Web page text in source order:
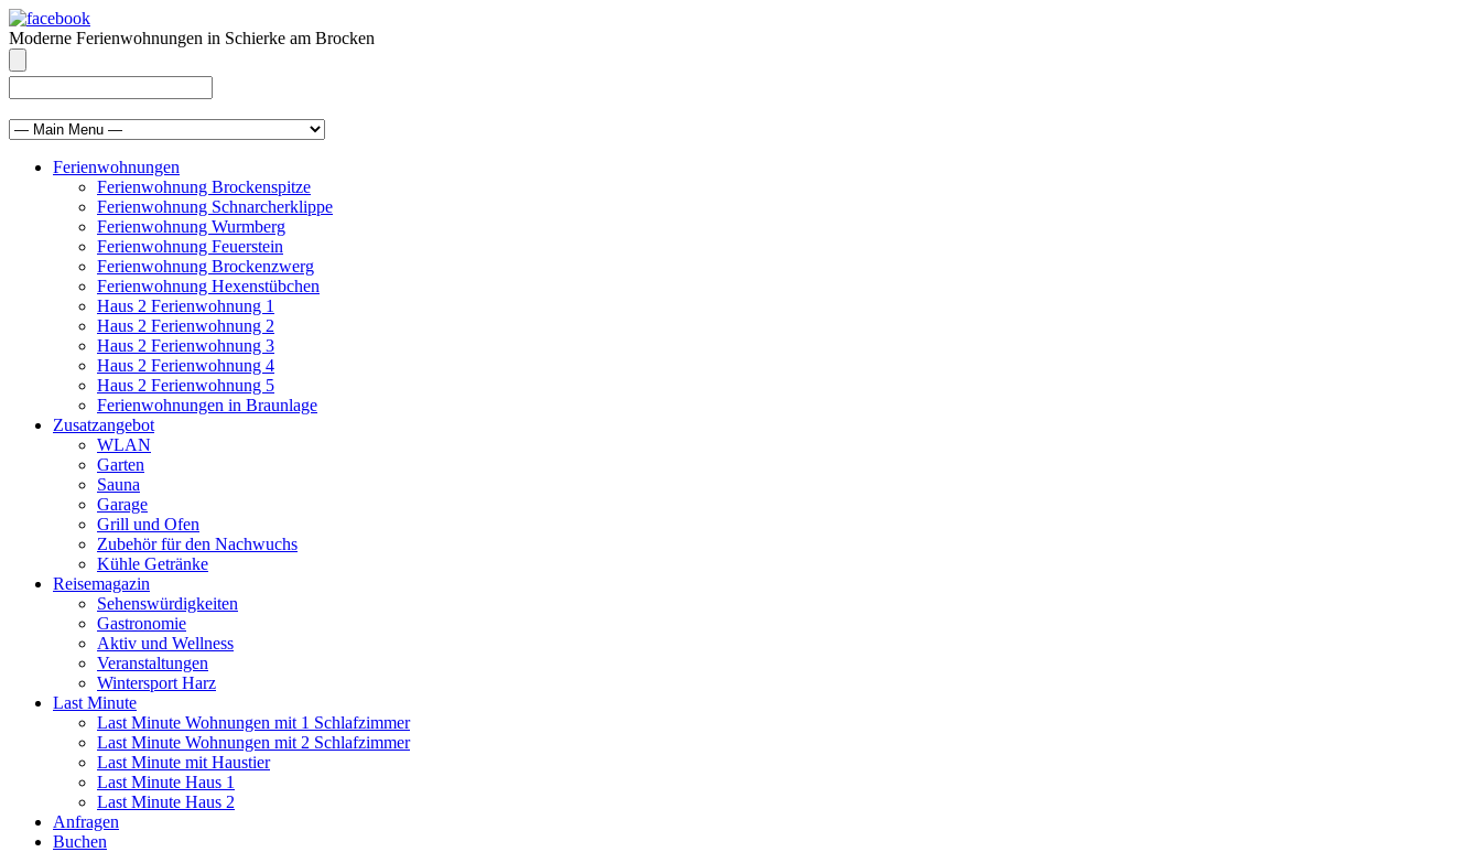
Moderne Ferienwohnungen in Schierke am Brocken
Ferienwohnungen
Ferienwohnung Brockenspitze
Ferienwohnung Schnarcherklippe
Ferienwohnung Wurmberg
Ferienwohnung Feuerstein
Ferienwohnung Brockenzwerg
Ferienwohnung Hexenstübchen
Haus 2 Ferienwohnung 1
Haus 2 Ferienwohnung 2
Haus 2 Ferienwohnung 3
Haus 2 Ferienwohnung 4
Haus 2 Ferienwohnung 5
Ferienwohnungen in Braunlage
Zusatzangebot
WLAN
Garten
Sauna
Garage
Grill und Ofen
Zubehör für den Nachwuchs
Kühle Getränke
Reisemagazin
Sehenswürdigkeiten
Gastronomie
Aktiv und Wellness
Veranstaltungen
Wintersport Harz
Last Minute
Last Minute Wohnungen mit 1 Schlafzimmer
Last Minute Wohnungen mit 2 Schlafzimmer
Last Minute mit Haustier
Last Minute Haus 1
Last Minute Haus 2
Anfragen
Buchen